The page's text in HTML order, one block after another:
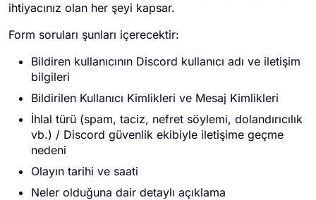
ihtiyacınız olan her şeyi kapsar.
Form soruları şunları içerecektir:
Bildiren kullanıcının Discord kullanıcı adı ve iletişim
bilgileri
Bildirilen Kullanıcı Kimlikleri ve Mesaj Kimlikleri
İhlal türü (spam, taciz, nefret söylemi, dolandırıcılık
vb.) / Discord güvenlik ekibiyle iletişime geçme
nedeni
Olayın tarihi ve saati
Neler olduğuna dair detaylı açıklama